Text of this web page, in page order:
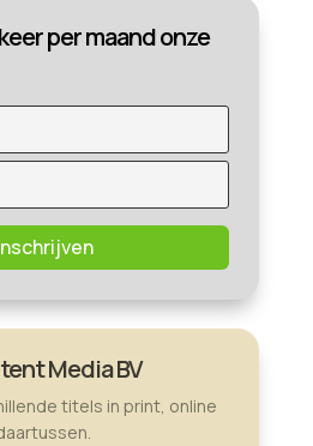
per maand onze
Media BV
titels in print, online